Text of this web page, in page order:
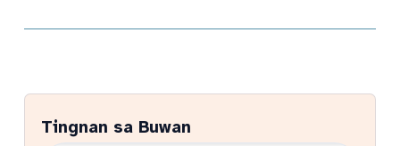
Tingnan sa Buwan